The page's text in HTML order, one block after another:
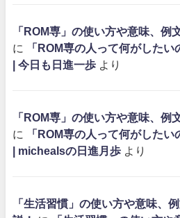
「ROM専」の使い方や意味、例
に
「ROM専の人って何がした
| 今日も日進一歩 より
「ROM専」の使い方や意味、例
に
「ROM専の人って何がした
| michealsの日進月歩 より
「生活習慣」の使い方や意味、